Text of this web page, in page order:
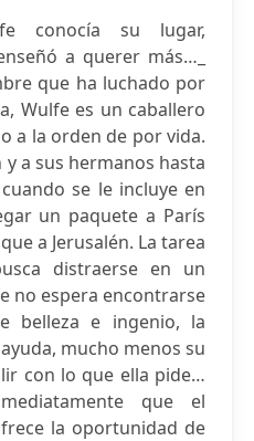
conocía su lugar,
a querer más…_
que ha luchado por
Wulfe es un caballero
a la orden de por vida.
a sus hermanos hasta
se le incluye en
un paquete a París
a Jerusalén. La tarea
distraerse en un
no espera encontrarse
belleza e ingenio, la
mucho menos su
con lo que ella pide…
que el
la oportunidad de